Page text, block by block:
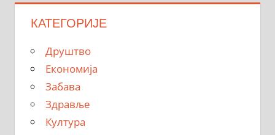
КАТЕГОРИЈЕ
Друштво
Економија
Забава
Здравље
Култура